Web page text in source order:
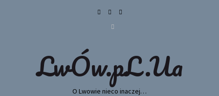
LwÓw.pL.Ua
O Lwowie nieco inaczej…